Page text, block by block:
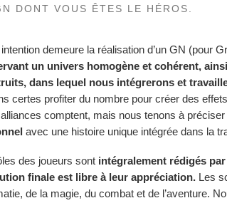
DONT VOUS ÊTES LE HÉROS.
demeure la réalisation d’un GN (pour
un univers homogène et cohérent,
dans lequel nous intégrerons et
certes profiter du nombre pour créer des
comptent, mais nous tenons à
avec une histoire unique intégrée dans la
des joueurs sont intégralement rédigés
finale est libre à leur appréciation. Les
de la magie, du combat et de l’aventure.